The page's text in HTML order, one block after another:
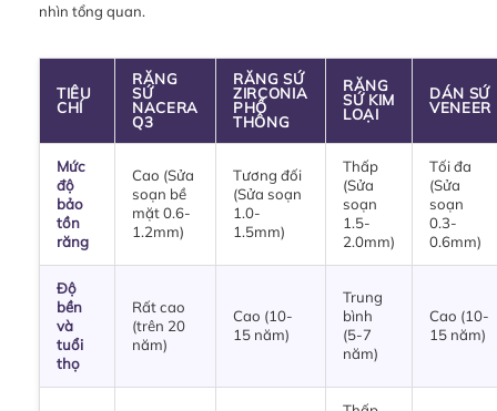
nhìn tổng quan.
TIÊU
CHÍ
RĂNG
SỨ
NACERA
Q3
RĂNG SỨ
ZIRCONIA
PHỔ
THÔNG
RĂNG
SỨ KIM
LOẠI
DÁN SỨ
VENEER
Mức
độ
bảo
tồn
răng
Cao (Sửa
soạn bề
mặt 0.6-
1.2mm)
Tương đối
(Sửa soạn
1.0-
1.5mm)
Thấp
(Sửa
soạn
1.5-
2.0mm)
Tối đa
(Sửa
soạn
0.3-
0.6mm)
Độ
bền
và
tuổi
thọ
Rất cao
(trên 20
năm)
Cao (10-
15 năm)
Trung
bình
(5-7
năm)
Cao (10-
15 năm)